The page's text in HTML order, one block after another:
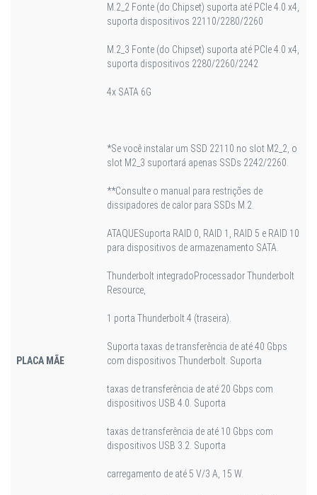
PLACA MÃE
M.2_2 Fonte (do Chipset) suporta até PCIe 4.0 x4,
suporta dispositivos 22110/2280/2260
M.2_3 Fonte (do Chipset) suporta até PCIe 4.0 x4,
suporta dispositivos 2280/2260/2242
4x SATA 6G
*Se você instalar um SSD 22110 no slot M2_2, o
slot M2_3 suportará apenas SSDs 2242/2260.
**Consulte o manual para restrições de
dissipadores de calor para SSDs M.2.
ATAQUESuporta RAID 0, RAID 1, RAID 5 e RAID 10
para dispositivos de armazenamento SATA.
Thunderbolt integradoProcessador Thunderbolt
Resource,
1 porta Thunderbolt 4 (traseira).
Suporta taxas de transferência de até 40 Gbps
com dispositivos Thunderbolt. Suporta
taxas de transferência de até 20 Gbps com
dispositivos USB 4.0. Suporta
taxas de transferência de até 10 Gbps com
dispositivos USB 3.2. Suporta
carregamento de até 5 V/3 A, 15 W.